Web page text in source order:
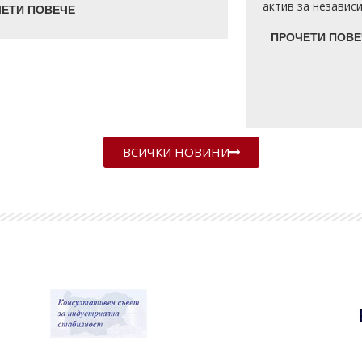
ПОВЕЧЕ
ПОВЕЧЕ
актив за
ПРОЧЕТИ
ВСИЧКИ НОВИНИ